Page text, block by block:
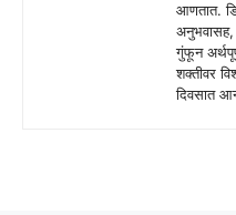
आणतात.
अनुभवासह,
गुंफून
शक्तीवर
दिवसात